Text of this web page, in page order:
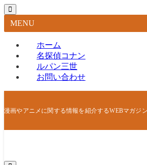
MENU
ホーム
名探偵コナン
ルパン三世
お問い合わせ
漫画やアニメに関する情報を紹介するWEBマガジン